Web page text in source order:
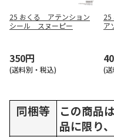
25 おくる アテンション
シール スヌーピー
350円
(送料別・税込)
25
ア
(
同梱等 この商品は
品に限り